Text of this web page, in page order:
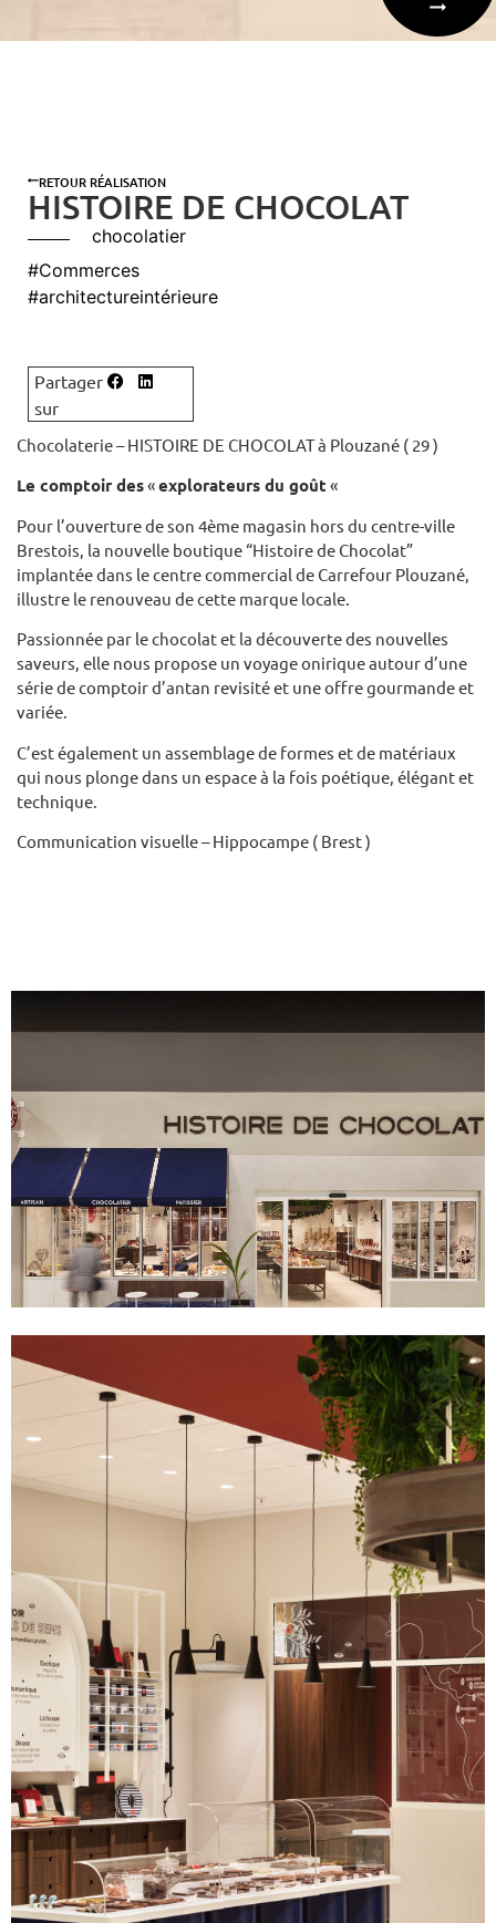
RETOUR RÉALISATION
HISTOIRE DE CHOCOLAT
chocolatier
#Commerces
#architectureintérieure
Chocolaterie – HISTOIRE DE CHOCOLAT à Plouzané ( 29 )
Le comptoir des«explorateurs du goût «
Pour l’ouverture de son 4ème magasin hors du centre-ville
Brestois, la nouvelle boutique “Histoire de Chocolat”
implantée dans le centre commercial de Carrefour Plouzané,
illustre le renouveau de cette marque locale.
Passionnée par le chocolat et la découverte des nouvelles
saveurs, elle nous propose un voyage onirique autour d’une
série de comptoir d’antan revisité et une offre gourmande et
variée.
C’est également un assemblage de formes et de matériaux
qui nous plonge dans un espace à la fois poétique, élégant et
technique.
Communication visuelle – Hippocampe ( Brest )